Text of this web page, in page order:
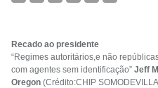
Recado ao presidente
“Regimes autoritários,e não
com agentes sem identificação” Jeff
Oregon (Crédito:CHIP